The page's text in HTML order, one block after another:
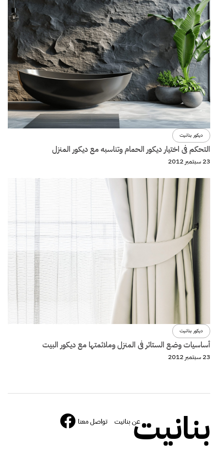
ديكور بنانيت
التحكم فى اختيار ديكور الحمام وتناسبه مع ديكور المنزل
23 سبتمبر 2012
ديكور بنانيت
أساسيات وضع الستائر فى المنزل وملائمتها مع ديكور البيت
23 سبتمبر 2012
بنانيتعن بنانيت تواصل معنا